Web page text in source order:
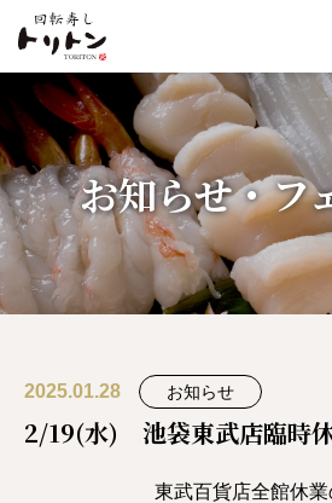
お知らせ・フ
2025.01.28 お知らせ
2/19(水) 池袋東武店臨時
東武百貨店全館休業